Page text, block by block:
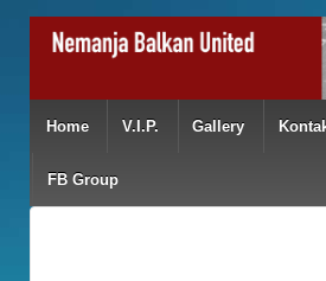
Home V.I.P. Gallery
FB Group